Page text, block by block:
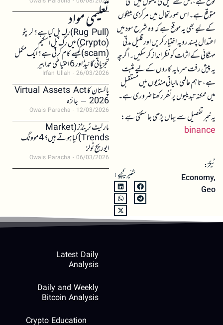
متوقع ہے۔ اس صورتحال میں مرکزی بینکوں
کے لیے بھی یہ موقع ہے کہ وہ شرح سود میں
اعتدال پسند رویہ اختیار کریں اور قلیل مدتی
مہنگائی کے اثرات کو نظر انداز کر سکیں۔ اگرچہ
یہ پیش رفت سرمایہ کاروں کے لیے مثبت
ہے، تاہم عالمی مالیاتی منڈیوں میں مستقبل
میں ممکنہ تبدیلیوں پر نظر رکھنا ضروری ہے۔
یہ خبر تفصیل سے یہاں پڑھی جا سکتی ہے:
binance
ٹیگز:
Economy,
Geo
شئیر کیجیے:
تعلیمی مواد(Rug Pull)رگ پل کیا ہے؟ کرپٹو
(Crypto) میں رگ پل اسکیم
(scam)کیسے کام کرتی ہے؟ ایک مکمل
تجزیاتی گائیڈ اور 6 احتیاطی تدابیر
Irfan Ullah 26/03/2026
پاکستان کا Virtual Assets Act
2026 – جائزہ
Owais Paracha 12/03/2026
مارکیٹ ٹرینڈز (Market
Trends) کیا ہوتے ہیں؟ 4 موونگ
ایوریج ٹولز
Owais Paracha 06/03/2026
Latest Daily
Analysis
Daily and Weekly
Bitcoin Analysis
Crypto Education